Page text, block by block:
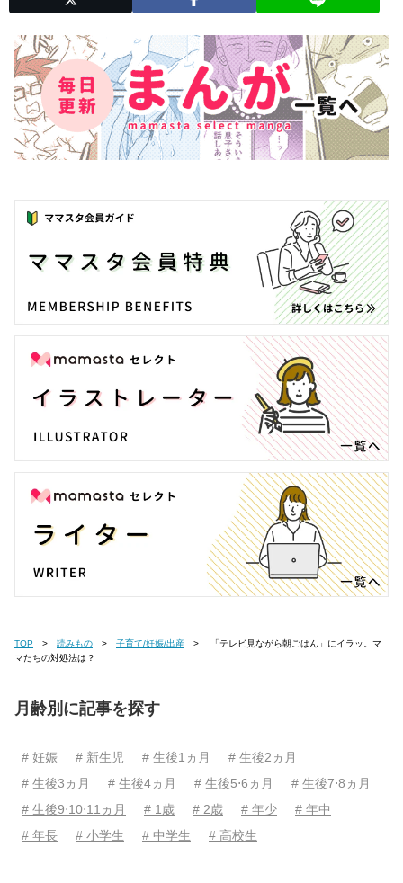
TOP 読みもの 子育て/妊娠/出産
マたちの対処法は？
月齢別に記事を探す
# 妊娠 # 新生児 # 生後1ヵ月
# 生後2ヵ月
# 生後3ヵ月
# 生後4ヵ月 # 生後5⋅6ヵ月
# 生後7⋅8ヵ月
# 生後9⋅10⋅11ヵ月
# 1歳 # 2歳 # 年少
# 年中
# 年長
# 小学生 # 中学生 # 高校生